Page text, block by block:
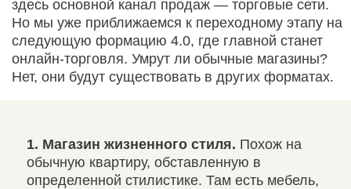
здесь основной канал продаж — торговые сети.
Но мы уже приближаемся к переходному этапу на
следующую формацию 4.0, где главной станет
онлайн-торговля. Умрут ли обычные магазины?
Нет, они будут существовать в других форматах.
1. Магазин жизненного стиля. Похож на
обычную квартиру, обставленную в
определенной стилистике. Там есть мебель,